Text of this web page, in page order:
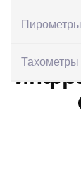
Пирометры
Тахометры